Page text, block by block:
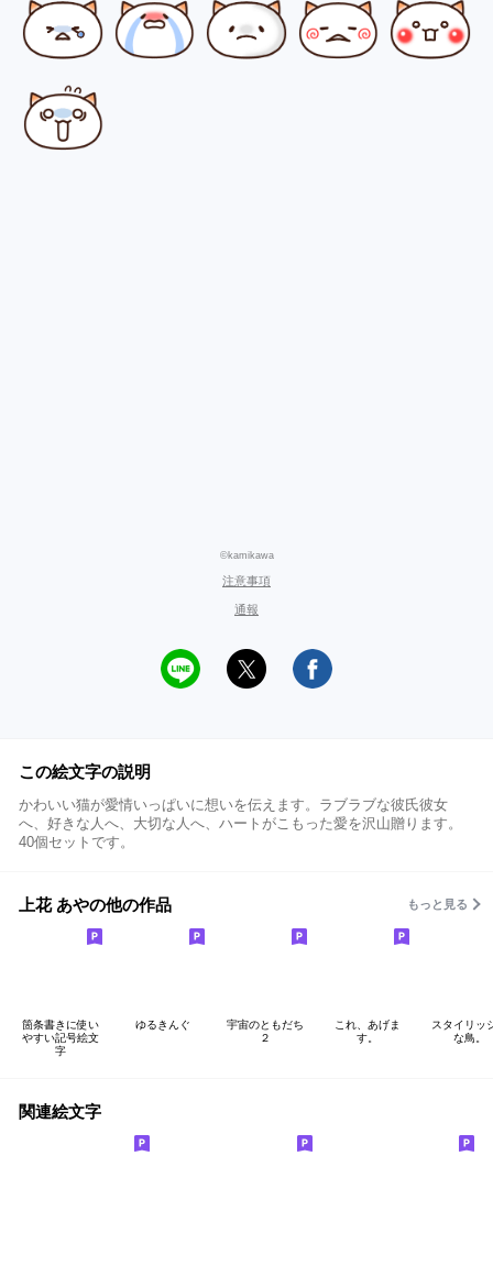
©kamikawa
注意事項
通報
この絵文字の説明
かわいい猫が愛情いっぱいに想いを伝えます。ラブラブな彼氏彼女
へ、好きな人へ、大切な人へ、ハートがこもった愛を沢山贈ります。
40個セットです。
上花 あやの他の作品 もっと見る
箇条書きに使い
やすい記号絵文
字
ゆるきんぐ
宇宙のともだち
２
これ、あげま
す。
スタイリッ
な鳥。
関連絵文字